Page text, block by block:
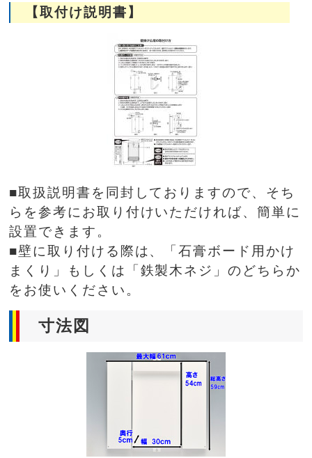
【取付け説明書】
■取扱説明書を同封しておりますので、そち
らを参考にお取り付けいただければ、簡単に
設置できます。
■壁に取り付ける際は、「石膏ボード用かけ
まくり」もしくは「鉄製木ネジ」のどちらか
をお使いください。
寸法図